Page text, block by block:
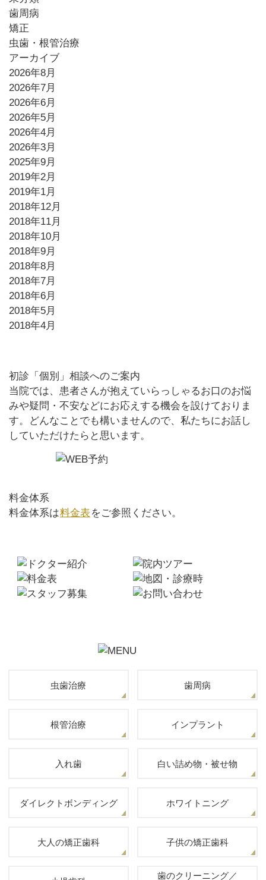
歯周病
矯正
虫歯・根管治療
アーカイブ
2026年8月
2026年7月
2026年6月
2026年5月
2026年4月
2026年3月
2025年9月
2019年2月
2019年1月
2018年12月
2018年11月
2018年10月
2018年9月
2018年8月
2018年7月
2018年6月
2018年5月
2018年4月
初診「個別」相談へのご案内
当院では、患者さんが抱えていらっしゃるお口のお悩
みや疑問・不安などにお応えする機会を設けておりま
す。どんなことでも構いませんので、私たちにお話し
していただけたらと思います。
料金体系
料金体系は料金表 をご参照ください。
虫歯治療 歯周病
根管治療 インプラント
入れ歯 白い詰め物・被せ物
ダイレクトボンディング ホワイトニング
大人の矯正歯科 子供の矯正歯科
歯のクリーニング／